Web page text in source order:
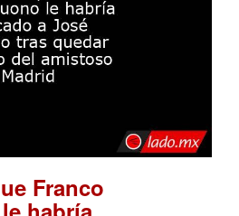
Franco